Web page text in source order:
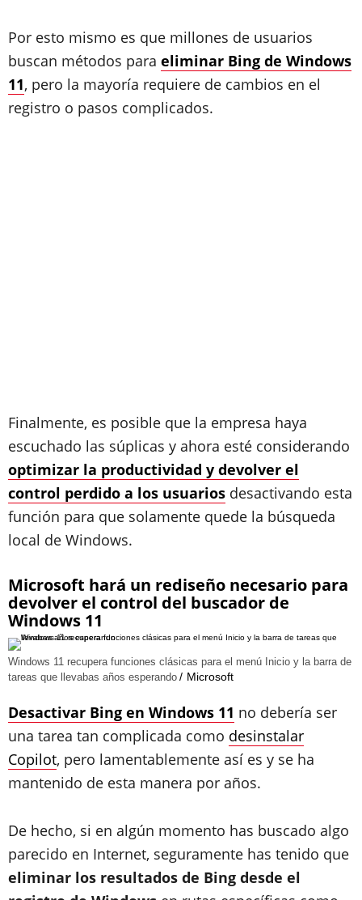
Por esto mismo es que millones de usuarios
buscan métodos para eliminar Bing de Windows
11, pero la mayoría requiere de cambios en el
registro o pasos complicados.
Finalmente, es posible que la empresa haya
escuchado las súplicas y ahora esté considerando
optimizar la productividad y devolver el
control perdido a los usuarios desactivando esta
función para que solamente quede la búsqueda
local de Windows.
Microsoft hará un rediseño necesario para
devolver el control del buscador de
Windows 11
Windows 11 recupera funciones clásicas para el menú Inicio y la barra de
tareas que llevabas años esperando
Microsoft
Desactivar Bing en Windows 11 no debería ser
una tarea tan complicada como desinstalar
Copilot, pero lamentablemente así es y se ha
mantenido de esta manera por años.
De hecho, si en algún momento has buscado algo
parecido en Internet, seguramente has tenido que
eliminar los resultados de Bing desde el